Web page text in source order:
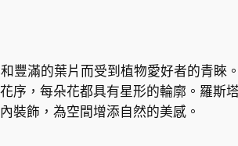
豐滿的葉片而受到植物愛好者的青睞
序，每朵花都具有星形的輪廓。羅斯
裝飾，為空間增添自然的美感。